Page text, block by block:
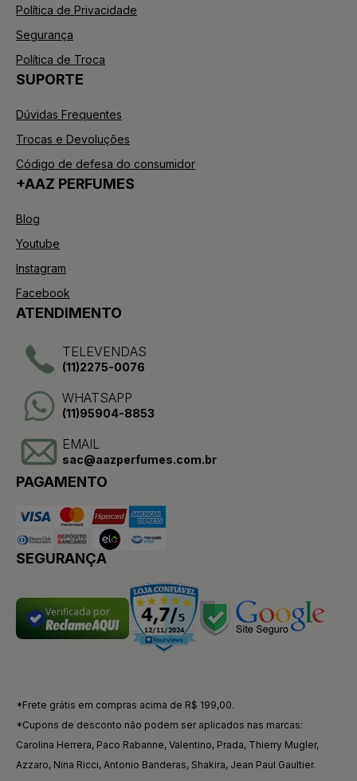
Política de Privacidade
Segurança
Política de Troca
SUPORTE
Dúvidas Frequentes
Trocas e Devoluções
Código de defesa do consumidor
+AAZ PERFUMES
Blog
Youtube
Instagram
Facebook
ATENDIMENTO
TELEVENDAS
(11)2275-0076
WHATSAPP
(11)95904-8853
EMAIL
sac@aazperfumes.com.br
PAGAMENTO
SEGURANÇA
Verificada por
*Frete grátis em compras acima de R$ 199,00.
*Cupons de desconto não podem ser aplicados nas marcas:
Carolina Herrera, Paco Rabanne, Valentino, Prada, Thierry Mugler,
Azzaro, Nina Ricci, Antonio Banderas, Shakira, Jean Paul Gaultier.